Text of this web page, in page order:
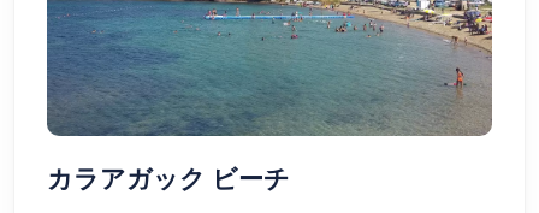
カラアガック ビーチ